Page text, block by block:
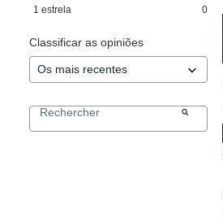
1 estrela 0
Classificar as opiniões